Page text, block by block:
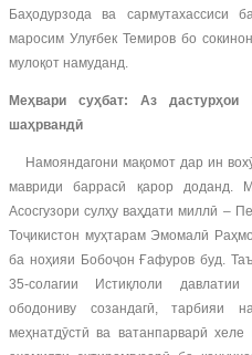
Баҳодурзода ва
маросим Улуғбек Темиров бо
мулоқот намуданд.
Меҳвари суҳбат: Аз
шаҳрвандӣ
Намояндагони мақомот дар ин
мавриди баррасӣ қарор доданд.
Асосгузори сулҳу ваҳдати миллӣ –
Тоҷикистон муҳтарам Эмомалӣ
ба ноҳияи Бобоҷон Ғафуров буд.
35-солагии Истиқлоли
ободониву созандагӣ, тарбияи
меҳнатдӯстӣ ва ватанпарварӣ